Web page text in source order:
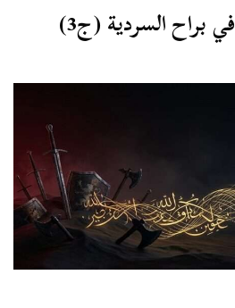
براح السردية (ج3)